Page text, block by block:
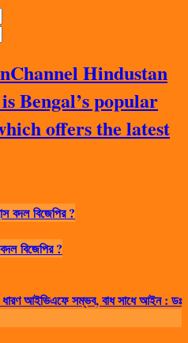
Channel Hindustan
Bengal’s popular
offers the latest
বিজেপির ?